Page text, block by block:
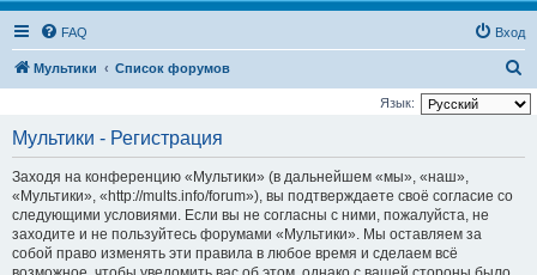
FAQ Вход
Мультики Список форумов
о
Язык:
Мультики - Регистрация
Заходя на конференцию «Мультики» (в дальнейшем «мы», «наш»,
«Мультики», «http://mults.info/forum»), вы подтверждаете своё согласие со
следующими условиями. Если вы не согласны с ними, пожалуйста, не
заходите и не пользуйтесь форумами «Мультики». Мы оставляем за
собой право изменять эти правила в любое время и сделаем всё